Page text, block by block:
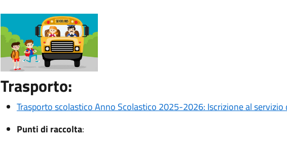
Trasporto:
Trasporto scolastico Anno Scolastico 2025-2026: Iscrizione al
Punti di raccolta: